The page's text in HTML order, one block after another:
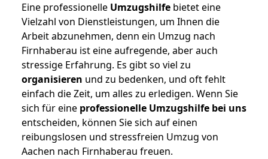
Eine professionelle Umzugshilfe bietet eine
Vielzahl von Dienstleistungen, um Ihnen die
Arbeit abzunehmen, denn ein Umzug nach
Firnhaberau ist eine aufregende, aber auch
stressige Erfahrung. Es gibt so viel zu
organisieren und zu bedenken, und oft fehlt
einfach die Zeit, um alles zu erledigen. Wenn Sie
sich für eine professionelle Umzugshilfe bei uns
entscheiden, können Sie sich auf einen
reibungslosen und stressfreien Umzug von
Aachen nach Firnhaberau freuen.